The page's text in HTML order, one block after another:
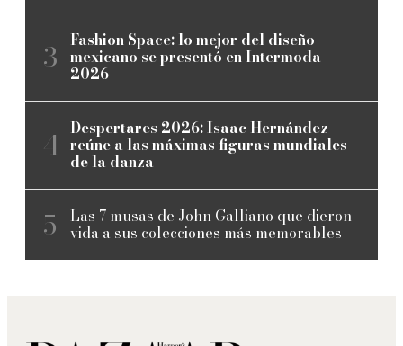
Fashion Space: lo mejor del diseño
mexicano se presentó en Intermoda
2026
Despertares 2026: Isaac Hernández
reúne a las máximas figuras mundiales
de la danza
Las 7 musas de John Galliano que dieron
vida a sus colecciones más memorables